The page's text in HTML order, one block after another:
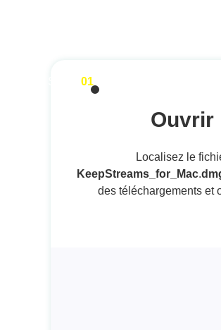
Ouvrir
Localisez le
KeepStreams_for_Mac.
des téléchargements et
01